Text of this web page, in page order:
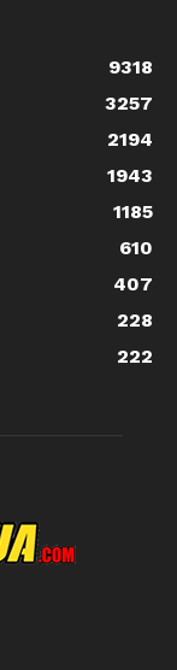
9318
3257
2194
1943
1185
610
407
228
222